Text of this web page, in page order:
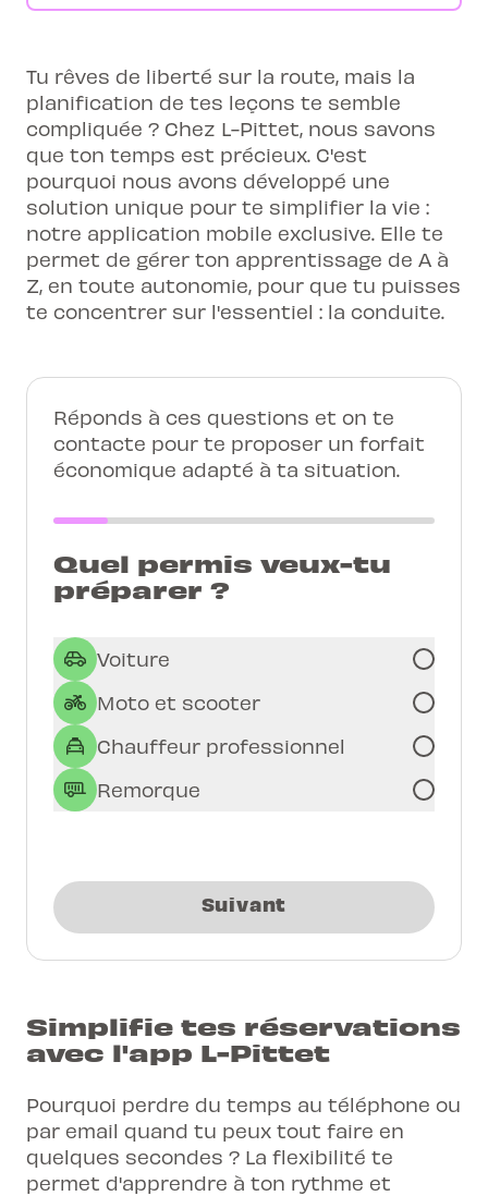
Tu rêves de liberté sur la route, mais la
planification de tes leçons te semble
compliquée ? Chez L-Pittet, nous savons
que ton temps est précieux. C'est
pourquoi nous avons développé une
solution unique pour te simplifier la vie :
notre application mobile exclusive. Elle te
permet de gérer ton apprentissage de A à
Z, en toute autonomie, pour que tu puisses
te concentrer sur l'essentiel : la conduite.
Réponds à ces questions et on te
contacte pour te proposer un forfait
économique adapté à ta situation.
Quel permis veux-tu
préparer ?
Voiture
Moto et scooter
Chauffeur professionnel
Remorque
Suivant
Simplifie tes réservations
avec l'app L-Pittet
Pourquoi perdre du temps au téléphone ou
par email quand tu peux tout faire en
quelques secondes ? La flexibilité te
permet d'apprendre à ton rythme et